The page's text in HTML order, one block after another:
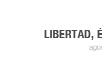
LIBERTAD,